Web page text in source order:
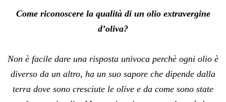
Come riconoscere la qualità di un olio extravergine
d’oliva?
Non è facile dare una risposta univoca perchè ogni olio è
diverso da un altro, ha un suo sapore che dipende dalla
terra dove sono cresciute le olive e da come sono state